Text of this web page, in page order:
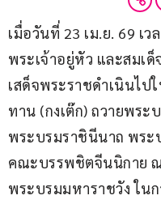
เมื่อวันที่ 23 เม.ย. 69 เ
พระเจ้าอยู่หัว และสมเ
เสด็จพระราชดำเนินไ
ทาน (กงเต๊ก) ถวายพระ
พระบรมราชินีนาถ พร
คณะบรรพชิตจีนนิกาย
พระบรมมหาราชวัง ใน